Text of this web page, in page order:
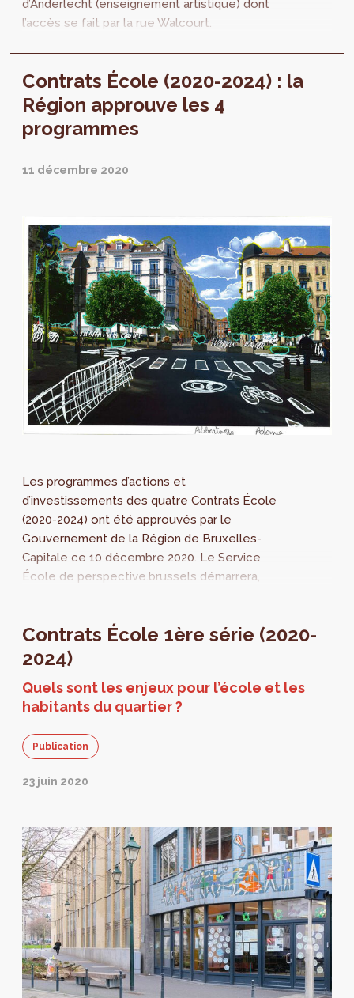
d’Anderlecht (enseignement artistique) dont
l’accès se fait par la rue Walcourt.
Contrats École (2020-2024) : la
Région approuve les 4
programmes
11 décembre 2020
Les programmes d’actions et
d’investissements des quatre Contrats École
(2020-2024) ont été approuvés par le
Gouvernement de la Région de Bruxelles-
Capitale ce 10 décembre 2020. Le Service
École de perspective.brussels démarrera,
concernés.
Contrats École 1ère série (2020-
2024)
Quels sont les enjeux pour l’école et les
habitants du quartier ?
Publication
23 juin 2020